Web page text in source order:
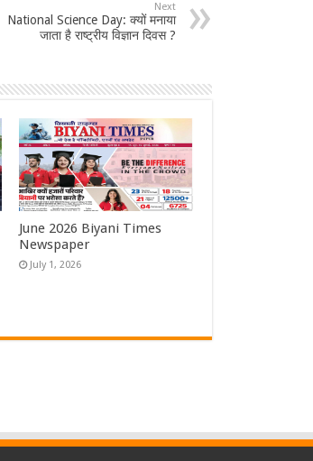
Next
National Science Day: क्यों मनाया
जाता है राष्ट्रीय विज्ञान दिवस ?
June 2026 Biyani Times
Newspaper
July 1, 2026